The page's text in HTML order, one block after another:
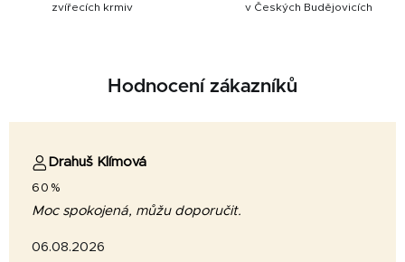
zvířecích krmiv
v Českých Budějovicích
Hodnocení zákazníků
Drahuš Klímová
60%
Moc spokojená, můžu doporučit.
06.08.2026